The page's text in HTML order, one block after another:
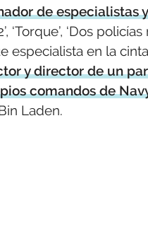
de especialistas y
‘Torque’, ‘Dos
especialista en la
y director de un
comandos de
Laden.